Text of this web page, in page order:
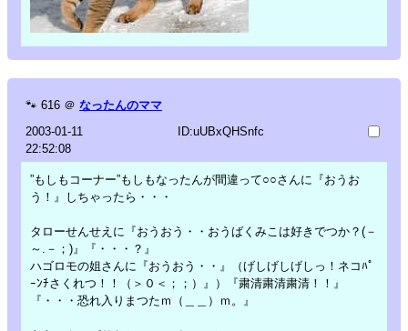
🐾 616 ＠ なったんのママ
2003-01-11
22:52:08
ID:uUBxQHSnfc
”もしもコーナー”もしもなったんが間違って○○さんに『おうお
う！』しちゃったら・・・
タローせんせえに『おうおう・・おうばくみこは好きでつか？(－
～.－；)』『・・・？』
ハゴロモの姐さんに『おうおう・・』（げしげしげしっ！ネコﾊﾟ
ｰﾝﾁさくれつ！！（＞０＜；；）』）『粛清粛清粛清！！』
『・・・恐れ入りまつたｍ（＿＿）ｍ。』